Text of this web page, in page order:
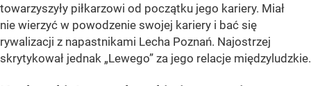
towarzyszyły piłkarzowi od początku jego kariery. Miał
nie wierzyć w powodzenie swojej kariery i bać się
rywalizacji z napastnikami Lecha Poznań. Najostrzej
skrytykował jednak „Lewego” za jego relacje międzyludzkie.